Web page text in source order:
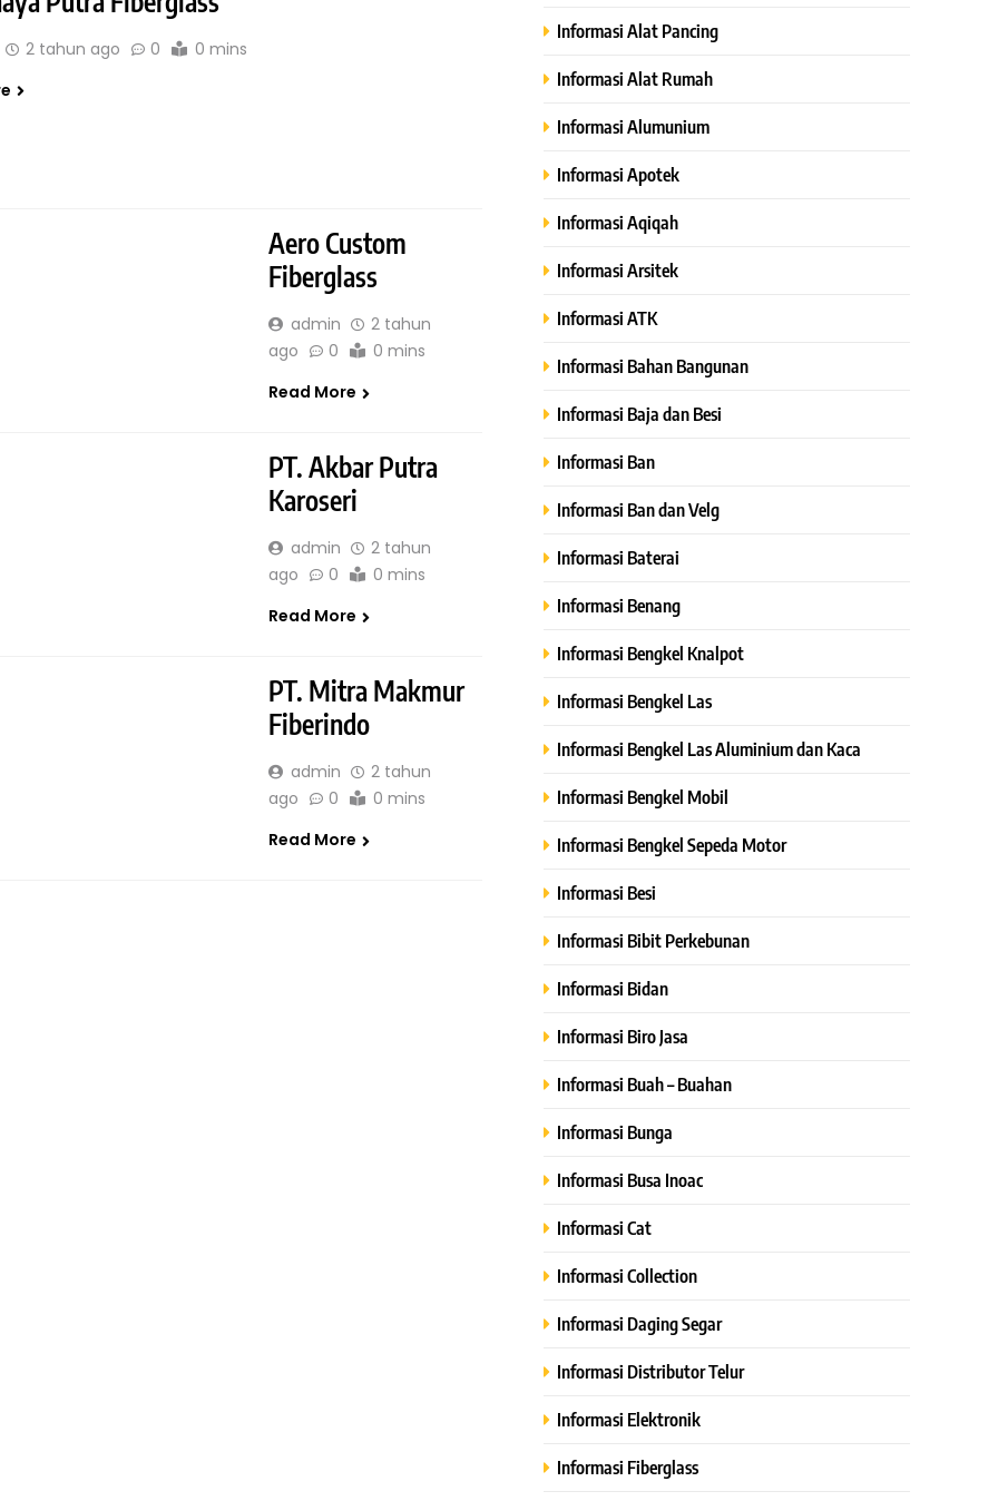
2 tahun ago 0
0 mins
Aero Custom
Fiberglass
admin
2 tahun
ago
0
0 mins
Read More
PT. Akbar Putra
Karoseri
admin
2 tahun
ago
0
0 mins
Read More
PT. Mitra Makmur
Fiberindo
admin
2 tahun
ago
0
0 mins
Read More
Informasi Alat Pancing
Informasi Alat Rumah
Informasi Alumunium
Informasi Apotek
Informasi Aqiqah
Informasi Arsitek
Informasi ATK
Informasi Bahan Bangunan
Informasi Baja dan Besi
Informasi Ban
Informasi Ban dan Velg
Informasi Baterai
Informasi Benang
Informasi Bengkel Knalpot
Informasi Bengkel Las
Informasi Bengkel Las Aluminium dan Kaca
Informasi Bengkel Mobil
Informasi Bengkel Sepeda Motor
Informasi Besi
Informasi Bibit Perkebunan
Informasi Bidan
Informasi Biro Jasa
Informasi Buah – Buahan
Informasi Bunga
Informasi Busa Inoac
Informasi Cat
Informasi Collection
Informasi Daging Segar
Informasi Distributor Telur
Informasi Elektronik
Informasi Fiberglass